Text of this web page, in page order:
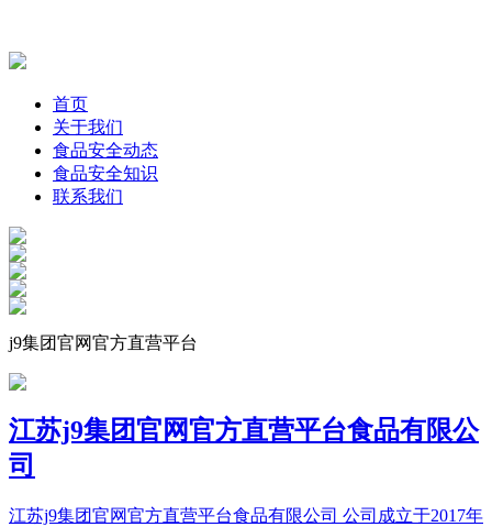
首页
关于我们
食品安全动态
食品安全知识
联系我们
j9集团官网官方直营平台
江苏j9集团官网官方直营平台食品有限公
司
江苏j9集团官网官方直营平台食品有限公司 公司成立于2017年